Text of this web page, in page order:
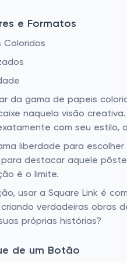
e Formatos
Coloridos
da gama de papeis
naquela visão
com seu estilo,
liberdade para
destacar aquele
é o limite.
usar a Square Link é
criando verdadeiras obras
próprias histórias?
de um Botão